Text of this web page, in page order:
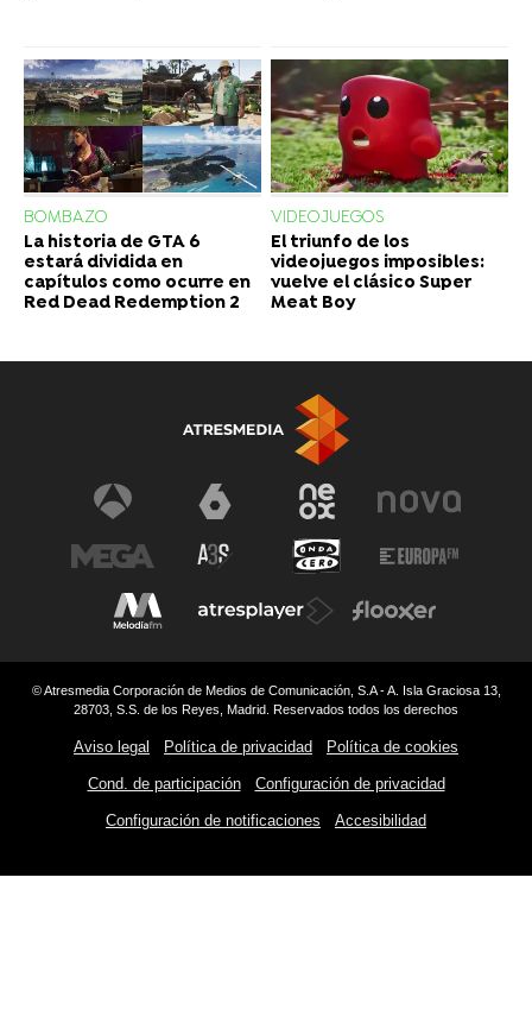
BOMBAZO
La historia de GTA 6
estará dividida en
capítulos como ocurre en
Red Dead Redemption 2
VIDEOJUEGOS
El triunfo de los
videojuegos imposibles:
vuelve el clásico Super
Meat Boy
© Atresmedia Corporación de Medios de Comunicación, S.A - A. Isla Graciosa 13,
28703, S.S. de los Reyes, Madrid. Reservados todos los derechos
Aviso legal Política de privacidad Política de cookies
Cond. de participación Configuración de privacidad
Configuración de notificaciones Accesibilidad